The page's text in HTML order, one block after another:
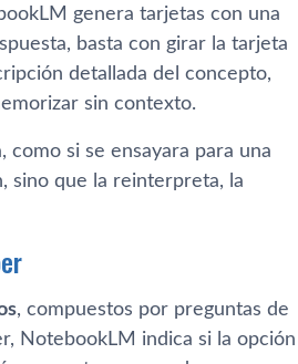
genera tarjetas con una
basta con girar la tarjeta
detallada del concepto,
sin contexto.
si se ensayara para una
sino que la reinterpreta, la
, compuestos por preguntas de
NotebookLM indica si la opción